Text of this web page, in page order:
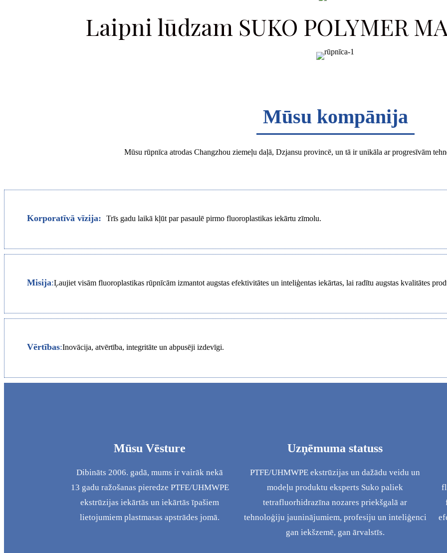
Laipni lūdzam SUKO POLYMER
Mūsu kompānija
Mūsu rūpnīca atrodas Changzhou ziemeļu daļā, Dzjansu provincē, un tā ir unikāla ar progresīvām
Korporatīvā vīzija: Trīs gadu laikā kļūt par pasaulē pirmo fluoroplastikas iekārtu zīmolu.
Misija:Ļaujiet visām fluoroplastikas rūpnīcām izmantot augstas efektivitātes un inteliģentas iekārtas, lai radītu augstas kvalitātes
Vērtības:Inovācija, atvērtība, integritāte un abpusēji izdevīgi.
Mūsu Vēsture
Dibināts 2006. gadā, mums ir vairāk nekā
13 gadu ražošanas pieredze PTFE/UHMWPE
ekstrūzijas iekārtās un iekārtās īpašiem
lietojumiem plastmasas apstrādes jomā.
Uzņēmuma statuss
PTFE/UHMWPE ekstrūzijas un dažādu veidu un
modeļu produktu eksperts Suko paliek
tetrafluorhidrazīna nozares priekšgalā ar
tehnoloģiju jauninājumiem, profesiju un inteliģenci
gan iekšzemē, gan ārvalstīs.